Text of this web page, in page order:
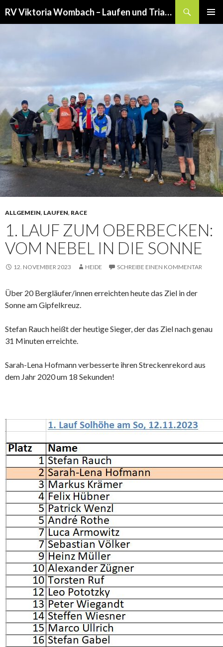
RV Viktoria Wombach – Laufen und Triathlon
ALLGEMEIN, LAUFEN, RACE
1. LAUF ZUM OBERBECKEN:
VOM NEBEL IN DIE SONNE
12. NOVEMBER 2023 HEIDE SCHREIBE EINEN KOMMENTAR
Über 20 Bergläufer/innen erreichten heute das Ziel in der
Sonne am Gipfelkreuz.
Stefan Rauch heißt der heutige Sieger, der das Ziel nach genau
31 Minuten erreichte.
Sarah-Lena Hofmann verbesserte ihren Streckenrekord aus
dem Jahr 2020 um 18 Sekunden!